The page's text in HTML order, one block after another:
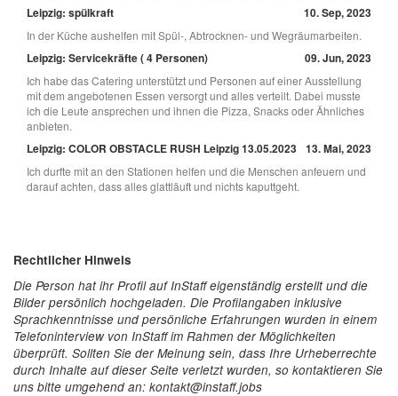
Leipzig: spülkraft 10. Sep, 2023
In der Küche aushelfen mit Spül-, Abtrocknen- und Wegräumarbeiten.
Leipzig: Servicekräfte ( 4 Personen) 09. Jun, 2023
Ich habe das Catering unterstützt und Personen auf einer Ausstellung
mit dem angebotenen Essen versorgt und alles verteilt. Dabei musste
ich die Leute ansprechen und ihnen die Pizza, Snacks oder Ähnliches
anbieten.
Leipzig: COLOR OBSTACLE RUSH Leipzig 13.05.2023 13. Mai, 2023
Ich durfte mit an den Stationen helfen und die Menschen anfeuern und
darauf achten, dass alles glattläuft und nichts kaputtgeht.
Rechtlicher Hinweis
Die Person hat ihr Profil auf InStaff eigenständig erstellt und die
Bilder persönlich hochgeladen. Die Profilangaben inklusive
Sprachkenntnisse und persönliche Erfahrungen wurden in einem
Telefoninterview von InStaff im Rahmen der Möglichkeiten
überprüft. Sollten Sie der Meinung sein, dass Ihre Urheberrechte
durch Inhalte auf dieser Seite verletzt wurden, so kontaktieren Sie
uns bitte umgehend an: kontakt@instaff.jobs